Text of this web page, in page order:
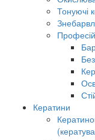
Тонуючі
Кератини